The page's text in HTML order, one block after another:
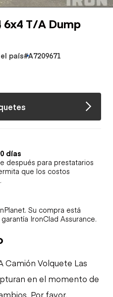
T/A Dump
país#A7209671
días
después para prestatarios
que los costos
Su compra está
IronClad Assurance.
Camión Volquete Las
en el momento de
Por favor,